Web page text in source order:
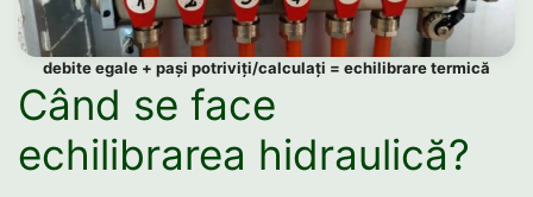
debite egale + pași potriviți/calculați = echilibrare termică
Când se face
echilibrarea hidraulică?